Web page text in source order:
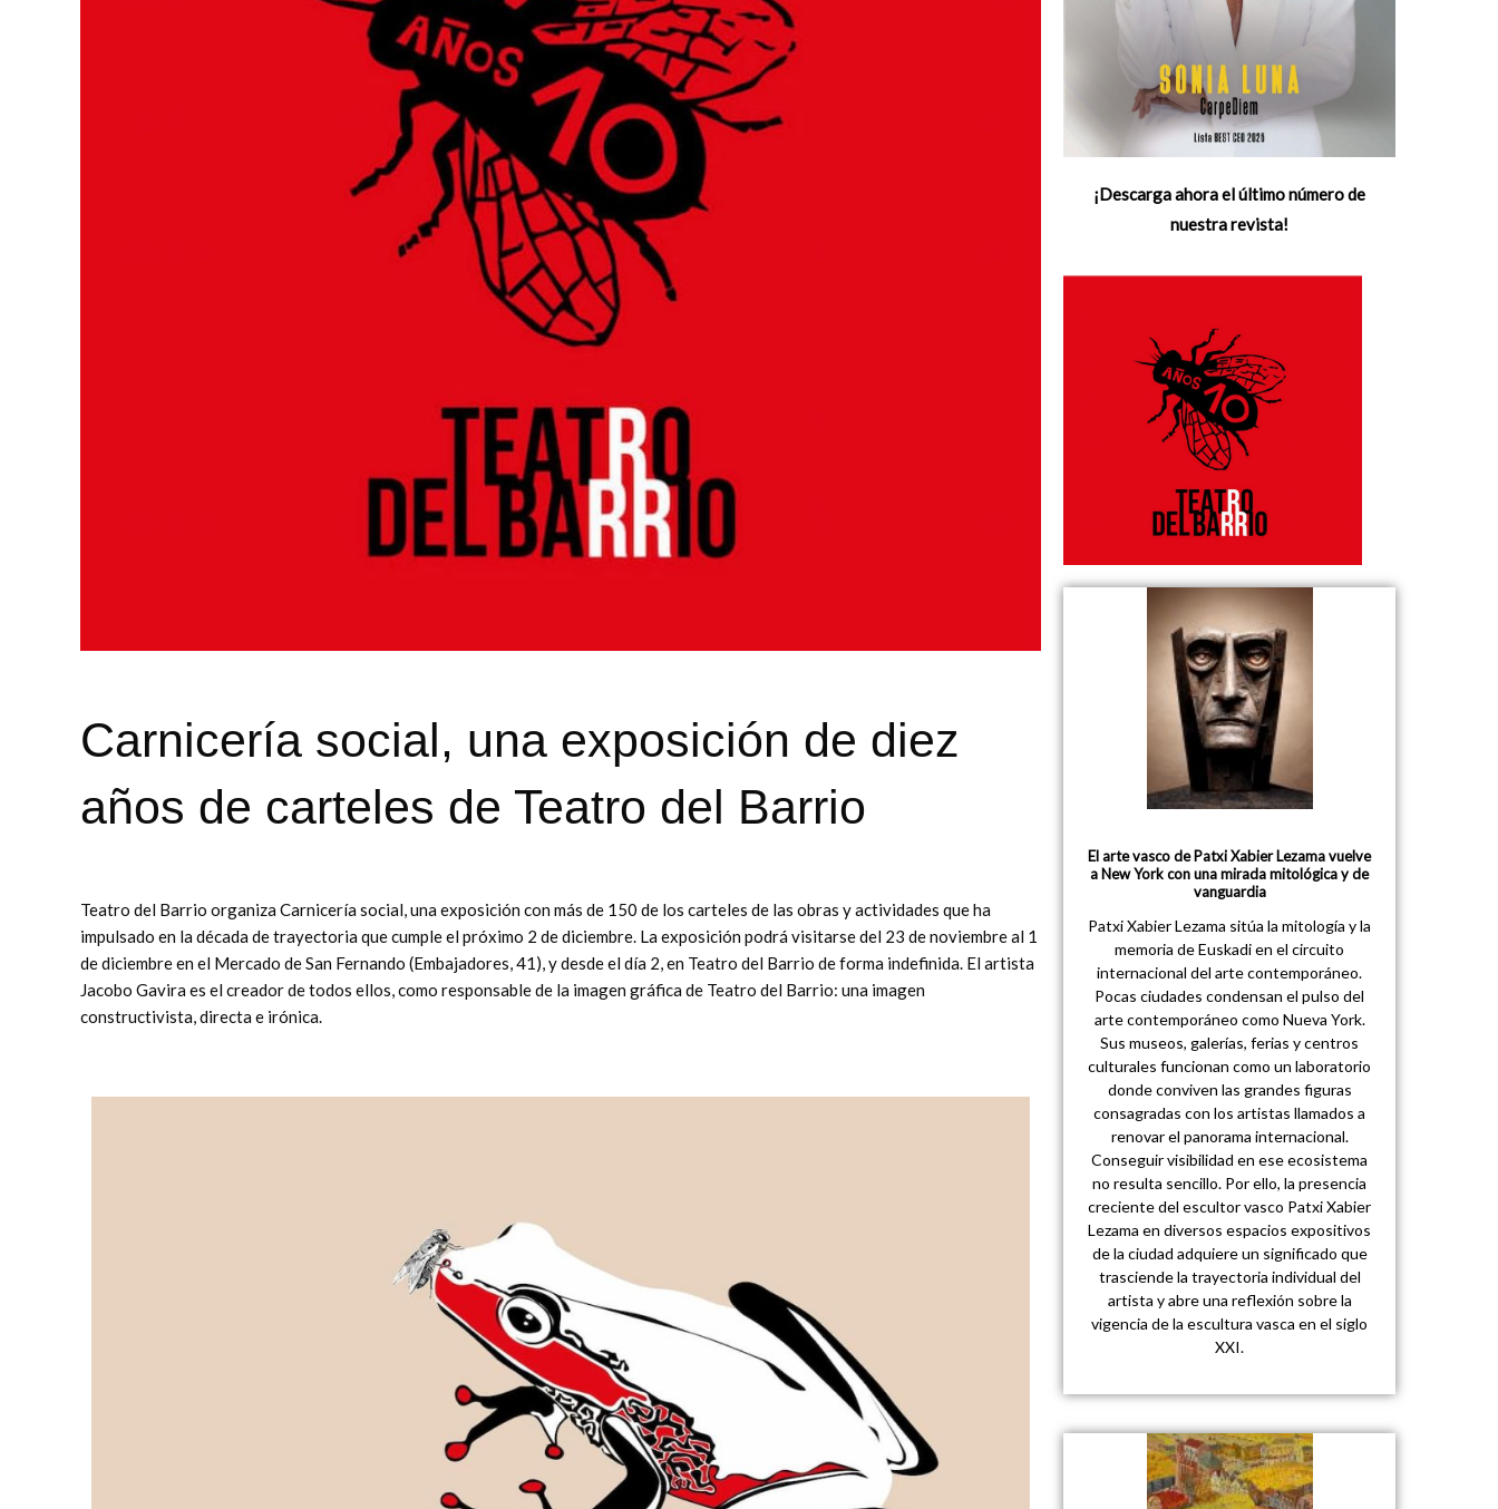
Carnicería social, una exposición de diez
años de carteles de Teatro del Barrio
Teatro del Barrio organiza Carnicería social, una exposición con más de 150 de los carteles de las obras y actividades que ha
impulsado en la década de trayectoria que cumple el próximo 2 de diciembre. La exposición podrá visitarse del 23 de noviembre al 1
de diciembre en el Mercado de San Fernando (Embajadores, 41), y desde el día 2, en Teatro del Barrio de forma indefinida. El artista
Jacobo Gavira es el creador de todos ellos, como responsable de la imagen gráfica de Teatro del Barrio: una imagen
constructivista, directa e irónica.
¡Descarga ahora el último número de
nuestra revista!
El arte vasco de Patxi Xabier Lezama vuelve
a New York con una mirada mitológica y de
vanguardia
Patxi Xabier Lezama sitúa la mitología y la
memoria de Euskadi en el circuito
internacional del arte contemporáneo.
Pocas ciudades condensan el pulso del
arte contemporáneo como Nueva York.
Sus museos, galerías, ferias y centros
culturales funcionan como un laboratorio
donde conviven las grandes figuras
consagradas con los artistas llamados a
renovar el panorama internacional.
Conseguir visibilidad en ese ecosistema
no resulta sencillo. Por ello, la presencia
creciente del escultor vasco Patxi Xabier
Lezama en diversos espacios expositivos
de la ciudad adquiere un significado que
trasciende la trayectoria individual del
artista y abre una reflexión sobre la
vigencia de la escultura vasca en el siglo
XXI.